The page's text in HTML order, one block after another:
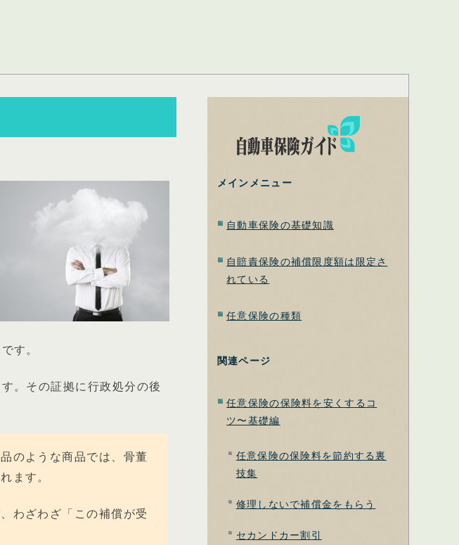
す。
。その証拠に行政処分の後
のような商品では、骨董
ます。
わざわざ「この補償が受
メインメニュー
自動車保険の基礎知識
自賠責保険の補償限度額は限定さ
れている
任意保険の種類
関連ページ
任意保険の保険料を安くするコ
ツ〜基礎編
任意保険の保険料を節約する裏
技集
修理しないで補償金をもらう
セカンドカー割引